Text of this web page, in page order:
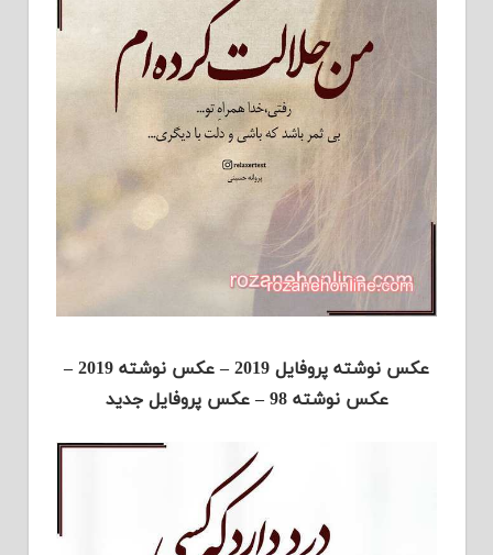
عکس نوشته پروفایل 2019 – عکس نوشته 2019 –
عکس نوشته 98 – عکس پروفایل جدید